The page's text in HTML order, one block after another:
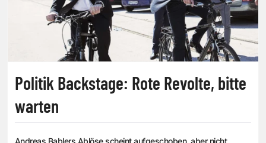
Politik Backstage: Rote Revolte, bitte
warten